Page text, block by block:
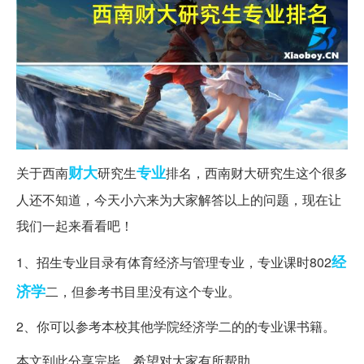
关于西南财大研究生专业排名，西南财大研究生这个很多
人还不知道，今天小六来为大家解答以上的问题，现在让
我们一起来看看吧！
1、招生专业目录有体育经济与管理专业，专业课时802经
济学二，但参考书目里没有这个专业。
2、你可以参考本校其他学院经济学二的的专业课书籍。